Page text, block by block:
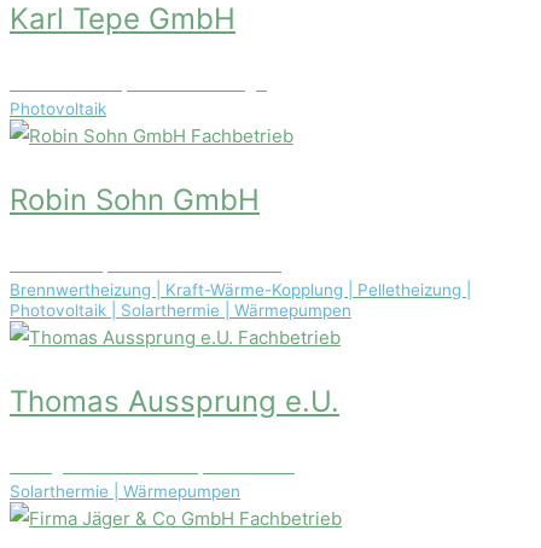
Karl Tepe GmbH
Photovoltaik
Fachbetrieb
Robin Sohn GmbH
Brennwertheizung | Kraft-Wärme-Kopplung | Pelletheizung |
Photovoltaik | Solarthermie | Wärmepumpen
Fachbetrieb
Thomas Aussprung e.U.
Solarthermie | Wärmepumpen
Fachbetrieb